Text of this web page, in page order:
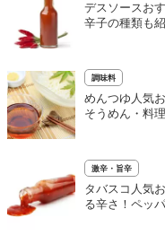
デスソースお
辛子の種類も
調味料
めんつゆ人気
そうめん・料
激辛・旨辛
タバスコ人気
る辛さ！ペッ